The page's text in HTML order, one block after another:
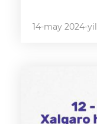
14-may 2024-yil